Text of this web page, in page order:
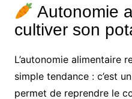
Autonomie
cultiver son
L’autonomie alimentaire
simple tendance : c’est
permet de reprendre le